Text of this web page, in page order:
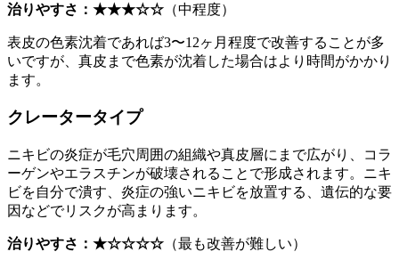
治りやすさ：★★★☆☆ （中程度）
表皮の色素沈着であれば3〜12ヶ月程度で改善することが多
いですが、真皮まで色素が沈着した場合はより時間がかかり
ます。
クレータータイプ
ニキビの炎症が毛穴周囲の組織や真皮層にまで広がり、コラ
ーゲンやエラスチンが破壊されることで形成されます。ニキ
ビを自分で潰す、炎症の強いニキビを放置する、遺伝的な要
因などでリスクが高まります。
治りやすさ：★☆☆☆☆ （最も改善が難しい）